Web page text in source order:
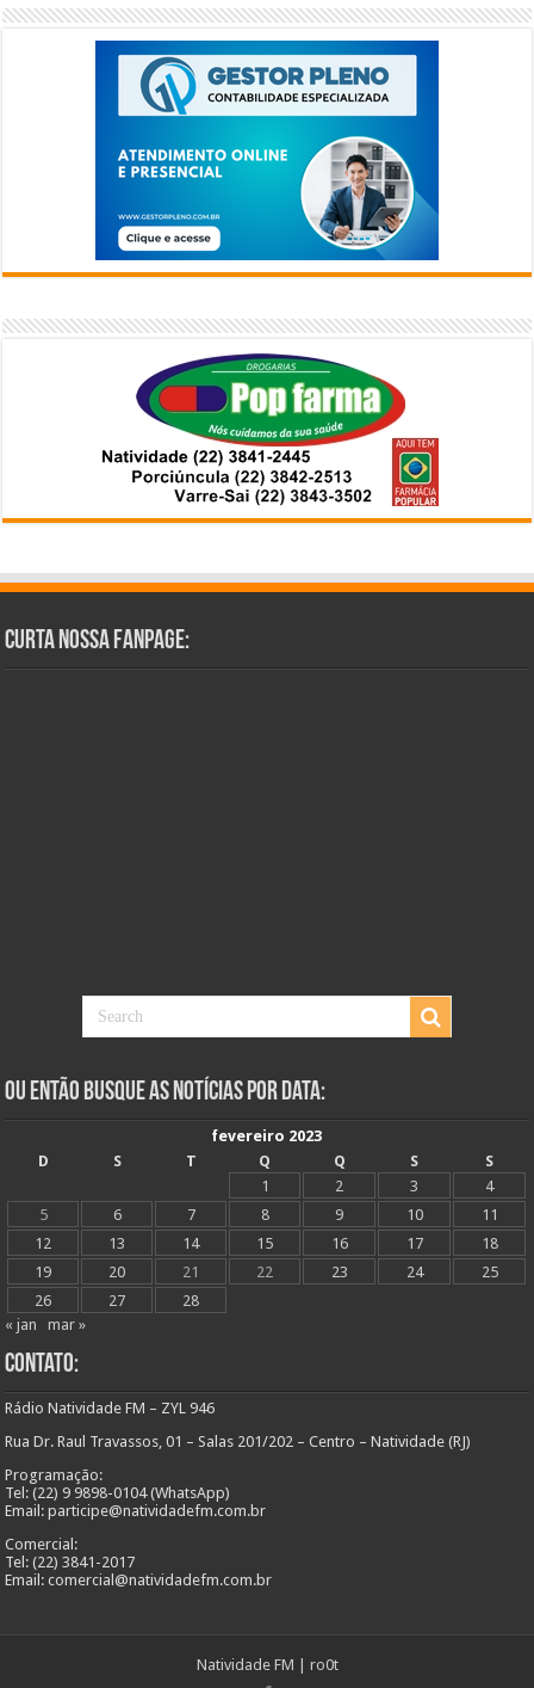
Curta Nossa Fanpage:
Ou Então Busque as Notícias Por Data:
fevereiro 2023
D
S T Q Q S
S
1
2 3
4
5
6 7 8 9 10
11
12
13 14 15 16 17
18
19
20 21 22 23 24
25
26
27
28
« jan
mar »
Contato:
Rádio Natividade FM – ZYL 946
Rua Dr. Raul Travassos, 01 – Salas 201/202 – Centro – Natividade (RJ)
Programação:
Tel: (22) 9 9898-0104 (WhatsApp)
Email: participe@natividadefm.com.br
Comercial:
Tel: (22) 3841-2017
Email: comercial@natividadefm.com.br
Natividade FM ro0t